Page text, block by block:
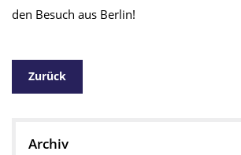
den Besuch aus Berlin!
Zurück
Archiv